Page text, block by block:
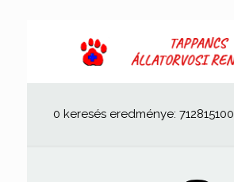
0 keresés eredménye: 712815100